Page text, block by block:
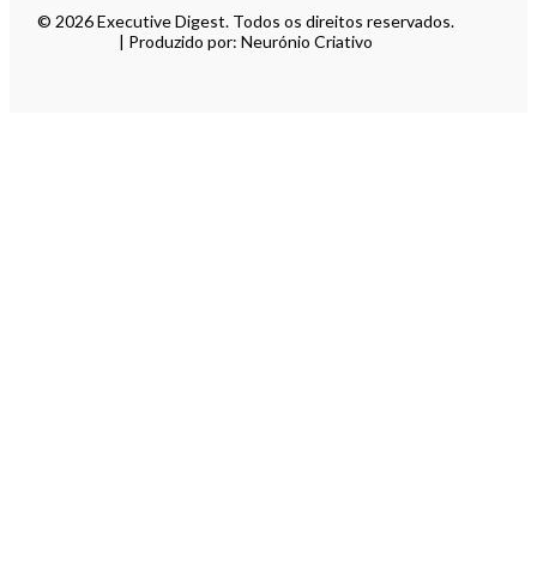
© 2026 Executive Digest. Todos os direitos reservados.
| Produzido por: Neurónio Criativo